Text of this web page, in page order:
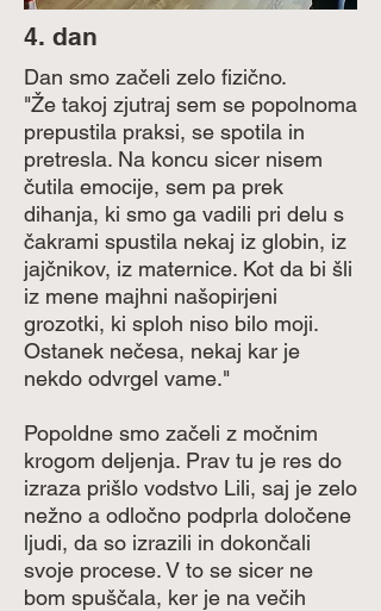
4. dan
Dan smo začeli zelo fizično.
"Že takoj zjutraj sem se popolnoma
prepustila praksi, se spotila in
pretresla. Na koncu sicer nisem
čutila emocije, sem pa prek
dihanja, ki smo ga vadili pri delu s
čakrami spustila nekaj iz globin, iz
jajčnikov, iz maternice. Kot da bi šli
iz mene majhni našopirjeni
grozotki, ki sploh niso bilo moji.
Ostanek nečesa, nekaj kar je
nekdo odvrgel vame."
Popoldne smo začeli z močnim
krogom deljenja. Prav tu je res do
izraza prišlo vodstvo Lili, saj je zelo
nežno a odločno podprla določene
ljudi, da so izrazili in dokončali
svoje procese. V to se sicer ne
bom spuščala, ker je na večih